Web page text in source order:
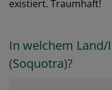
existiert. Traumhaft!
In welchem
(Soquotra)?